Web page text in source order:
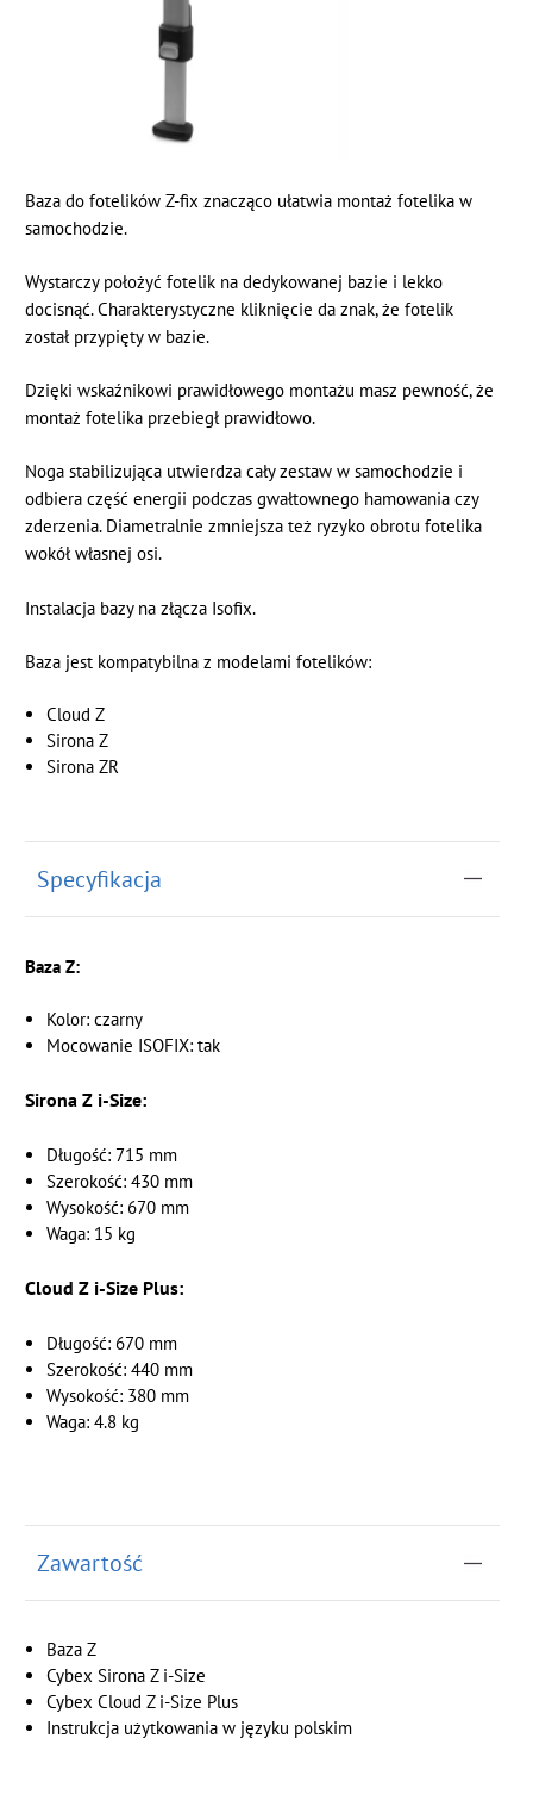
Baza do fotelików Z-fix znacząco ułatwia montaż fotelika w
samochodzie.
Wystarczy położyć fotelik na dedykowanej bazie i lekko
docisnąć. Charakterystyczne kliknięcie da znak, że fotelik
został przypięty w bazie.
Dzięki wskaźnikowi prawidłowego montażu masz pewność, że
montaż fotelika przebiegł prawidłowo.
Noga stabilizująca utwierdza cały zestaw w samochodzie i
odbiera część energii podczas gwałtownego hamowania czy
zderzenia. Diametralnie zmniejsza też ryzyko obrotu fotelika
wokół własnej osi.
Instalacja bazy na złącza Isofix.
Baza jest kompatybilna z modelami fotelików:
Cloud Z
Sirona Z
Sirona ZR
Specyfikacja
Baza Z:
Kolor: czarny
Mocowanie ISOFIX: tak
Sirona Z i-Size:
Długość: 715 mm
Szerokość: 430 mm
Wysokość: 670 mm
Waga: 15 kg
Cloud Z i-Size Plus:
Długość: 670 mm
Szerokość: 440 mm
Wysokość: 380 mm
Waga: 4.8 kg
Zawartość
Baza Z
Cybex Sirona Z i-Size
Cybex Cloud Z i-Size Plus
Instrukcja użytkowania w języku polskim